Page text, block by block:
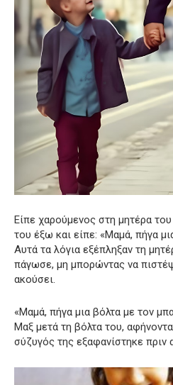
Είπε χαρούμενος στη μητέρα
του έξω και είπε: «Μαμά, πήγα
Αυτά τα λόγια εξέπληξαν τη
πάγωσε, μη μπορώντας να
ακούσει.
«Μαμά, πήγα μια βόλτα με τον
Μαξ μετά τη βόλτα του,
σύζυγός της εξαφανίστηκε πριν